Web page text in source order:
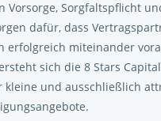
Vorsorge, Sorgfaltspflicht
dafür, dass
erfolgreich miteinander
sich die 8 Stars
kleine und ausschließlich